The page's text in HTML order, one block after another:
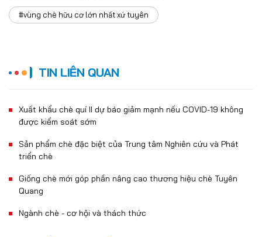
#vùng chè hữu cơ lớn nhất xứ tuyên
TIN LIÊN QUAN
Xuất khẩu chè quí II dự báo giảm mạnh nếu COVID-19 không
được kiểm soát sớm
Sản phẩm chè đặc biệt của Trung tâm Nghiên cứu và Phát
triển chè
Giống chè mới góp phần nâng cao thương hiệu chè Tuyên
Quang
Ngành chè - cơ hội và thách thức